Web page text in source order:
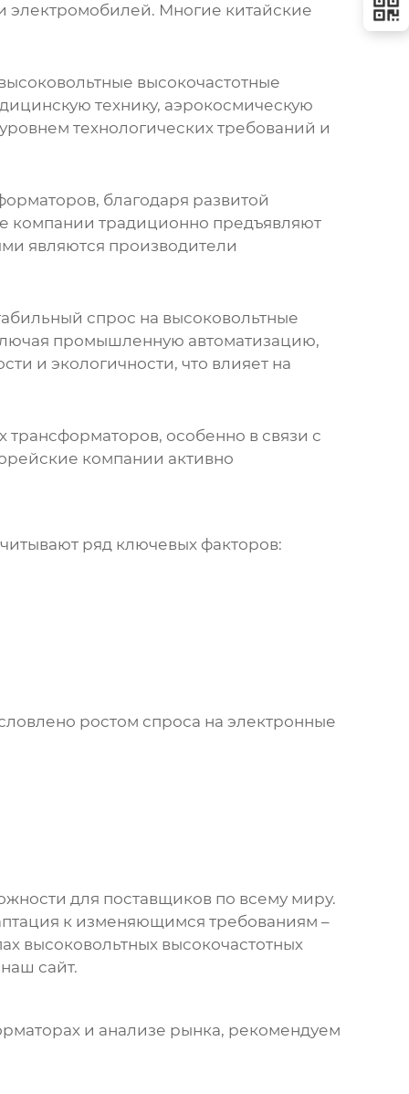
электромобилей. Многие китайские
высокочастотные
технику, аэрокосмическую
технологических требований и
, благодаря развитой
компании традиционно предъявляют
являются производители
спрос на высоковольтные
промышленную автоматизацию,
и экологичности, что влияет на
трансформаторов, особенно в связи с
компании активно
ряд ключевых факторов:
ростом спроса на электронные
для поставщиков по всему миру.
к изменяющимся требованиям –
высоковольтных высокочастотных
наш сайт.
и анализе рынка, рекомендуем